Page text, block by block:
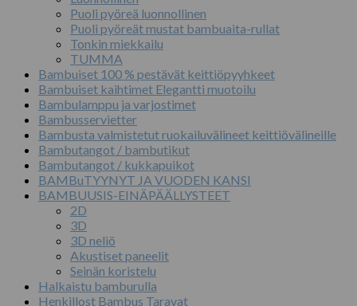
Puoli pyöreä luonnollinen
Puoli pyöreät mustat bambuaita-rullat
Tonkin miekkailu
TUMMA
Bambuiset 100 % pestävät keittiöpyyhkeet
Bambuiset kaihtimet Elegantti muotoilu
Bambulamppu ja varjostimet
Bambusservietter
Bambusta valmistetut ruokailuvälineet keittiövälineille
Bambutangot / bambutikut
Bambutangot / kukkapuikot
BAMBuTYYNYT JA VUODEN KANSI
BAMBUUSIS-EINÄPÄÄLLYSTEET
2D
3D
3D neliö
Akustiset paneelit
Seinän koristelu
Halkaistu bamburulla
Henkillost Bambus Taravat